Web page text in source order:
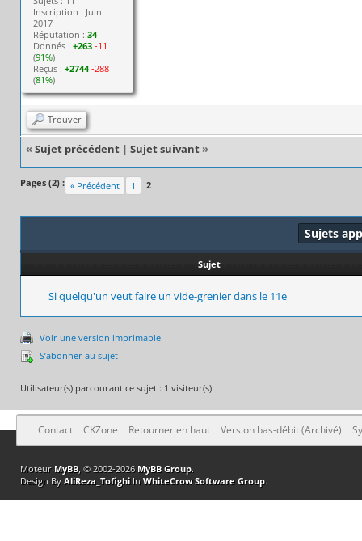
Inscription : Juin
2017
Réputation :34
Donnés :+263 -11
(91%)
Reçus :+2744 -288
(81%)
Trouver
« Sujet précédent | Sujet suivant »
Pages (2) : « Précédent 1 2
Sujets
Sujet
Si quelqu'un veut faire un vide-grenier dans le 11e
Voir une version imprimable
S’abonner au sujet
Utilisateur(s) parcourant ce sujet : 1 visiteur(s)
Contact CKZone Retourner en haut Version bas-débit (Archivé)
Moteur MyBB, © 2002-2026 MyBB Group.
Design By AliReza_TofighiIn WhiteCrow Software Group.